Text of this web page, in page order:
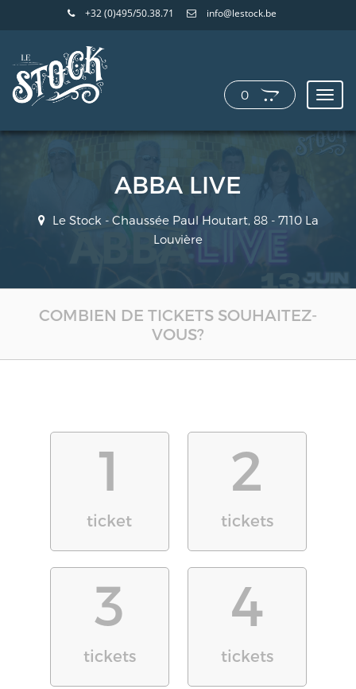
+32 (0)495/50.38.71 info@lestock.be
0
ABBA LIVE
Le Stock - Chaussée Paul Houtart, 88 - 7110 La
Louvière
COMBIEN DE TICKETS SOUHAITEZ-
VOUS?
1
ticket
2
tickets
3
tickets
4
tickets